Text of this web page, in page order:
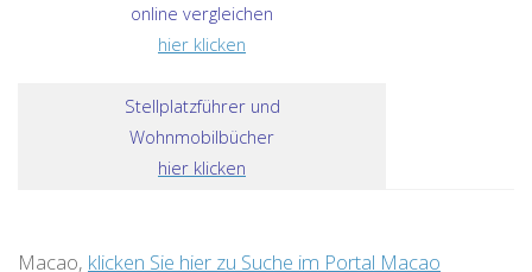
online vergleichen
hier klicken
Stellplatzführer und
Wohnmobilbücher
hier klicken
Macao, klicken Sie hier zu Suche im Portal Macao